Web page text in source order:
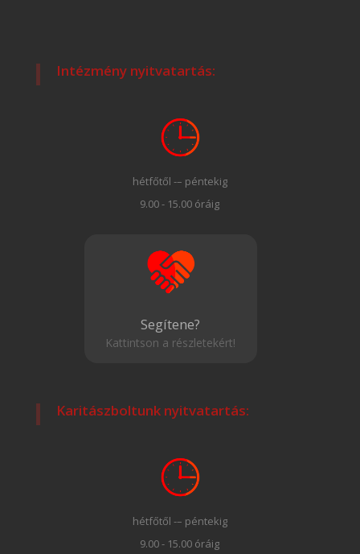
Intézmény nyitvatartás:
hétfőtől -– péntekig
9.00 - 15.00 óráig
Segítene?
Kattintson a részletekért!
Karitászboltunk nyitvatartás:
hétfőtől -– péntekig
9.00 - 15.00 óráig